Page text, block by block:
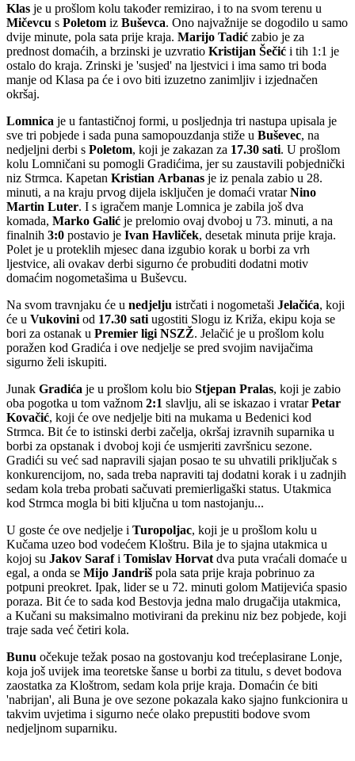
Klas je u prošlom kolu također remizirao, i to na svom terenu u
Mičevcu s Poletom iz Buševca. Ono najvažnije se dogodilo u samo
dvije minute, pola sata prije kraja. Marijo Tadić zabio je za
prednost domaćih, a brzinski je uzvratio Kristijan Šečić i tih 1:1 je
ostalo do kraja. Zrinski je 'susjed' na ljestvici i ima samo tri boda
manje od Klasa pa će i ovo biti izuzetno zanimljiv i izjednačen
okršaj.
Lomnica je u fantastičnoj formi, u posljednja tri nastupa upisala je
sve tri pobjede i sada puna samopouzdanja stiže u Buševec, na
nedjeljni derbi s Poletom, koji je zakazan za 17.30 sati. U prošlom
kolu Lomničani su pomogli Gradićima, jer su zaustavili pobjednički
niz Strmca. Kapetan Kristian Arbanas je iz penala zabio u 28.
minuti, a na kraju prvog dijela isključen je domaći vratarNino
Martin Luter. I s igračem manje Lomnica je zabila još dva
komada, Marko Galić je prelomio ovaj dvoboj u 73. minuti, a na
finalnih 3:0 postavio je Ivan Havliček, desetak minuta prije kraja.
Polet je u proteklih mjesec dana izgubio korak u borbi za vrh
ljestvice, ali ovakav derbi sigurno će probuditi dodatni motiv
domaćim nogometašima u Buševcu.
Na svom travnjaku će u nedjelju istrčati i nogometaši Jelačića, koji
će u Vukovini od 17.30 sati ugostiti Slogu iz Križa, ekipu koja se
bori za ostanak u Premier ligi NSZŽ. Jelačić je u prošlom kolu
poražen kod Gradića i ove nedjelje se pred svojim navijačima
sigurno želi iskupiti.
Junak Gradića je u prošlom kolu bio Stjepan Pralas, koji je zabio
oba pogotka u tom važnom 2:1 slavlju, ali se iskazao i vratarPetar
Kovačić, koji će ove nedjelje biti na mukama u Bedenici kod
Strmca. Bit će to istinski derbi začelja, okršaj izravnih suparnika u
borbi za opstanak i dvoboj koji će usmjeriti završnicu sezone.
Gradići su već sad napravili sjajan posao te su uhvatili priključak s
konkurencijom, no, sada treba napraviti taj dodatni korak i u zadnjih
sedam kola treba probati sačuvati premierligaški status. Utakmica
kod Strmca mogla bi biti ključna u tom nastojanju...
U goste će ove nedjelje i Turopoljac, koji je u prošlom kolu u
Kučama uzeo bod vodećem Kloštru. Bila je to sjajna utakmica u
kojoj su Jakov Sarafi Tomislav Horvat dva puta vraćali domaće u
egal, a onda se Mijo Jandriš pola sata prije kraja pobrinuo za
potpuni preokret. Ipak, lider se u 72. minuti golom Matijevića spasio
poraza. Bit će to sada kod Bestovja jedna malo drugačija utakmica,
a Kučani su maksimalno motivirani da prekinu niz bez pobjede, koji
traje sada već četiri kola.
Bunu očekuje težak posao na gostovanju kod trećeplasirane Lonje,
koja još uvijek ima teoretske šanse u borbi za titulu, s devet bodova
zaostatka za Kloštrom, sedam kola prije kraja. Domaćin će biti
'nabrijan', ali Buna je ove sezone pokazala kako sjajno funkcionira u
takvim uvjetima i sigurno neće olako prepustiti bodove svom
nedjeljnom suparniku.